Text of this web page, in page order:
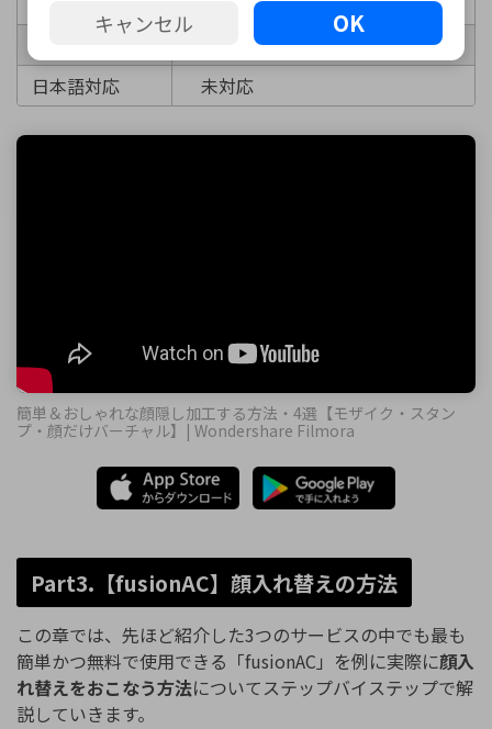
Windows/mac/Linux
日本語対応
未対応
簡単＆おしゃれな顔隠し加工する方法・4選【モザイク・スタン
プ・顔だけバーチャル】| Wondershare Filmora
Part3.【fusionAC】顔入れ替えの方法
この章では、先ほど紹介した3つのサービスの中でも最も
簡単かつ無料で使用できる「fusionAC」を例に実際に顔入
れ替えをおこなう方法についてステップバイステップで解
説していきます。
キャンセル OK